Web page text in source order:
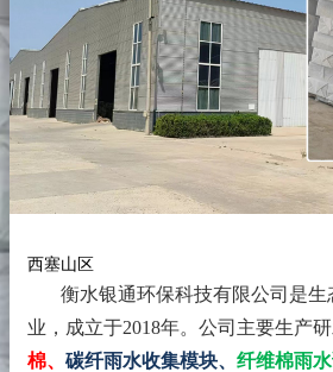
西塞山区
衡水银通环保科技有限公司是
业，成立于2018年。 公司主要生产研
棉、 碳纤雨水收集模块、 纤维棉雨水